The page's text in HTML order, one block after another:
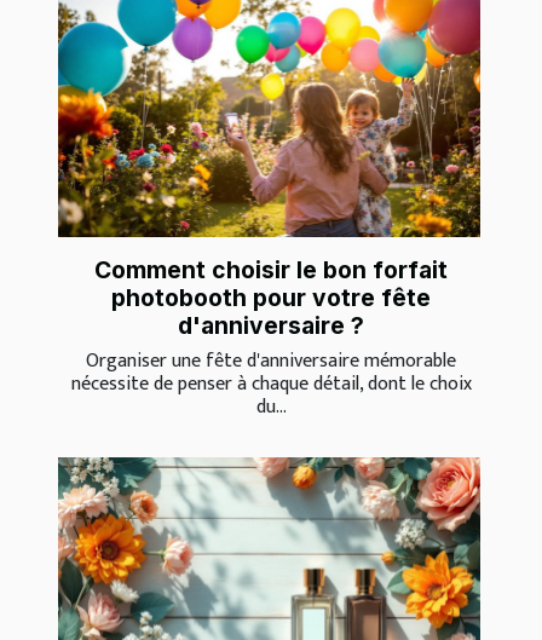
Comment choisir le bon forfait
photobooth pour votre fête
d'anniversaire ?
Organiser une fête d'anniversaire mémorable
nécessite de penser à chaque détail, dont le choix
du...